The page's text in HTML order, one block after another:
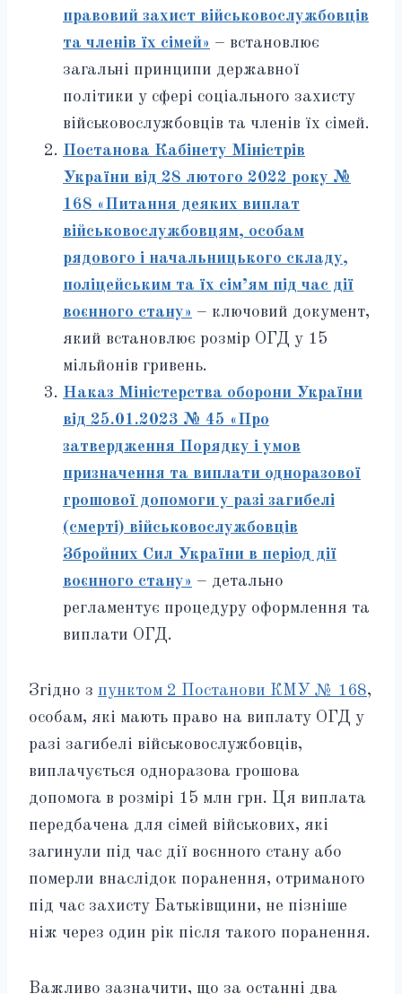
правовий захист військовослужбовців
та членів їх сімей» – встановлює
загальні принципи державної
політики у сфері соціального захисту
військовослужбовців та членів їх сімей.
Постанова Кабінету Міністрів
України від 28 лютого 2022 року №
168 «Питання деяких виплат
військовослужбовцям, особам
рядового і начальницького складу,
поліцейським та їх сім’ям під час дії
воєнного стану» – ключовий документ,
який встановлює розмір ОГД у 15
мільйонів гривень.
Наказ Міністерства оборони України
від 25.01.2023 № 45 «Про
затвердження Порядку і умов
призначення та виплати одноразової
грошової допомоги у разі загибелі
(смерті) військовослужбовців
Збройних Сил України в період дії
воєнного стану» – детально
регламентує процедуру оформлення та
виплати ОГД.
Згідно з пунктом 2 Постанови КМУ № 168,
особам, які мають право на виплату ОГД у
разі загибелі військовослужбовців,
виплачується одноразова грошова
допомога в розмірі 15 млн грн. Ця виплата
передбачена для сімей військових, які
загинули під час дії воєнного стану або
померли внаслідок поранення, отриманого
під час захисту Батьківщини, не пізніше
ніж через один рік після такого поранення.
Важливо зазначити, що за останні два